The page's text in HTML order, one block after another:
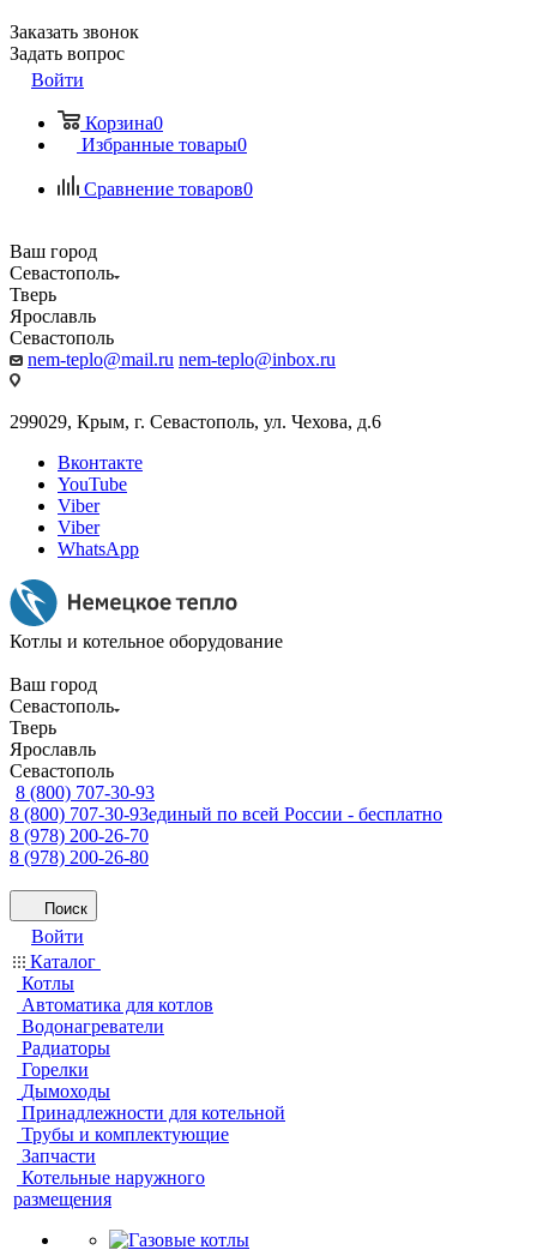
Заказать звонок
Задать вопрос
Войти
Корзина0
Избранные товары0
Сравнение товаров0
Ваш город
Севастополь
Тверь
Ярославль
Севастополь
nem-teplo@mail.ru nem-teplo@inbox.ru
299029, Крым, г. Севастополь, ул. Чехова, д.6
Вконтакте
YouTube
Viber
Viber
WhatsApp
Котлы и котельное оборудование
Ваш город
Севастополь
Тверь
Ярославль
Севастополь
8 (800) 707-30-93
8 (800) 707-30-93единый по всей России - бесплатно
8 (978) 200-26-70
8 (978) 200-26-80
Поиск
Войти
Каталог
Котлы
Автоматика для котлов
Водонагреватели
Радиаторы
Горелки
Дымоходы
Принадлежности для котельной
Трубы и комплектующие
Запчасти
Котельные наружного
размещения